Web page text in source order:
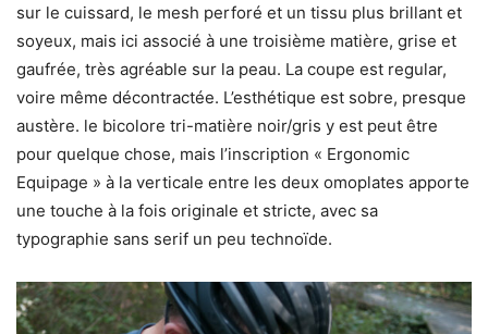
sur le cuissard, le mesh perforé et un tissu plus brillant et
soyeux, mais ici associé à une troisième matière, grise et
gaufrée, très agréable sur la peau. La coupe est regular,
voire même décontractée. L’esthétique est sobre, presque
austère. le bicolore tri-matière noir/gris y est peut être
pour quelque chose, mais l’inscription « Ergonomic
Equipage » à la verticale entre les deux omoplates apporte
une touche à la fois originale et stricte, avec sa
typographie sans serif un peu technoïde.